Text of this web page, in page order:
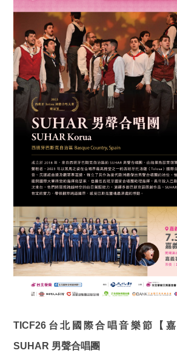
TICF26 台北國際合唱音樂節【
SUHAR 男聲合唱團